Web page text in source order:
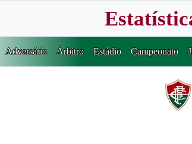
Adversário Árbitro Estádio Campeonato